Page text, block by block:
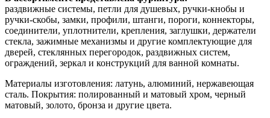
раздвижные системы, петли для душевых, ручки-кнобы и
ручки-скобы, замки, профили, штанги, пороги, коннекторы,
соединители, уплотнители, крепления, заглушки, держатели
стекла, зажимные механизмы и другие комплектующие для
дверей, стеклянных перегородок, раздвижных систем,
ограждений, зеркал и конструкций для ванной комнаты.
Материалы изготовления: латунь, алюминий, нержавеющая
сталь. Покрытия: полированный и матовый хром, черный
матовый, золото, бронза и другие цвета.